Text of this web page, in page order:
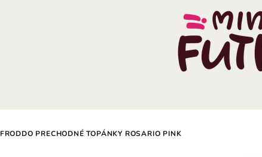
FRODDO PRECHODNÉ TOPÁNKY ROSARIO PINK